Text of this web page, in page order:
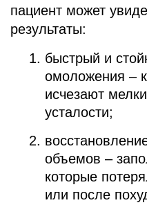
пациент может
результаты:
быстрый и
омоложения –
исчезают
усталости;
объемов –
которые
или после